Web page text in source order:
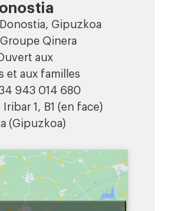
Gipuzkoa
Qinera
aux
et aux familles
943 014 680
1, B1 (en face)
(Gipuzkoa)